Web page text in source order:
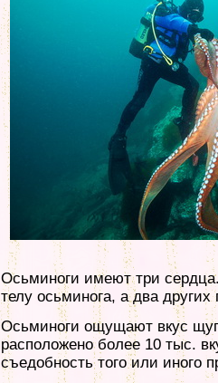
Осьминоги имеют три
телу осьминога, а два
Осьминоги ощущают вкус
расположено более 10 тыс.
съедобность того или иного